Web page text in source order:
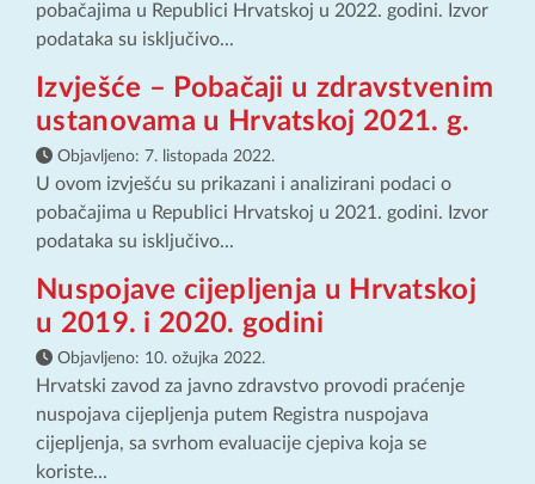
pobačajima u Republici Hrvatskoj u 2022. godini. Izvor
podataka su isključivo...
Izvješće – Pobačaji u zdravstvenim
ustanovama u Hrvatskoj 2021. g.
Objavljeno: 7. listopada 2022.
U ovom izvješću su prikazani i analizirani podaci o
pobačajima u Republici Hrvatskoj u 2021. godini. Izvor
podataka su isključivo...
Nuspojave cijepljenja u Hrvatskoj
u 2019. i 2020. godini
Objavljeno: 10. ožujka 2022.
Hrvatski zavod za javno zdravstvo provodi praćenje
nuspojava cijepljenja putem Registra nuspojava
cijepljenja, sa svrhom evaluacije cjepiva koja se
koriste...